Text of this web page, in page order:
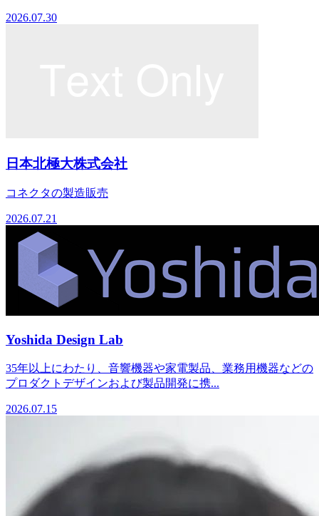
2026.07.30
日本北極大株式会社
コネクタの製造販売
2026.07.21
Yoshida Design Lab
35年以上にわたり、音響機器や家電製品、業務用機器などの
プロダクトデザインおよび製品開発に携...
2026.07.15